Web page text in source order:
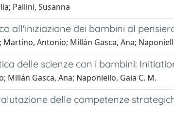
Pallini, Susanna
all'iniziazione dei bambini al
Antonio; Millán Gasca, Ana;
delle scienze con i bambini:
Millán Gasca, Ana; Naponiello, Gaia C. M.
delle competenze